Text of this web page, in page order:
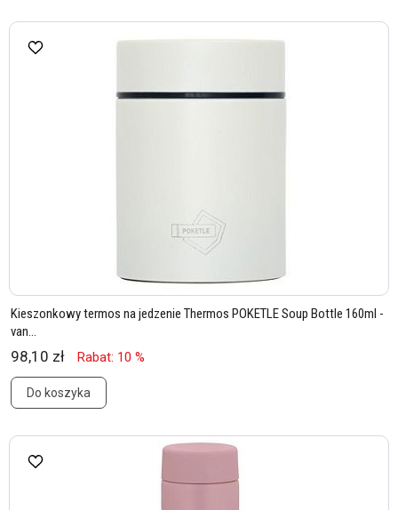
Kieszonkowy termos na jedzenie Thermos POKETLE Soup Bottle 160ml -
van...
98,10 zł Rabat: 10 %
Do koszyka